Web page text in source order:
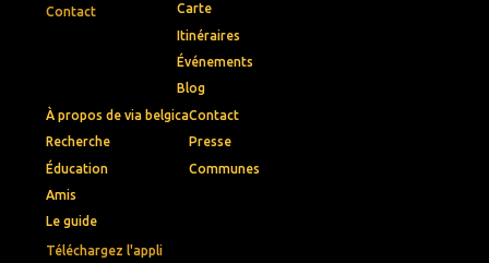
Contact
Téléchargez l'appli
Carte
Itinéraires
Événements
Blog
À propos de via belgica
Recherche
Éducation
Amis
Le guide
Contact
Presse
Communes